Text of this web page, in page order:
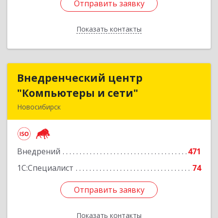
Отправить заявку
Показать контакты
Отправить заявку
Назад
Внедренческий центр
"Компьютеры и сети"
Новосибирск
Внедрений
471
1С:Специалист
74
Отправить заявку
Показать контакты
Внедренческий центр
"Компьютеры и сети"
Подробнее
Отправить заявку
Назад